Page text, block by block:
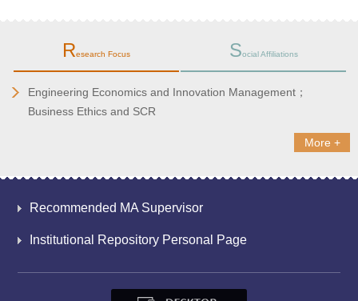
Research Focus Social Affiliations
Engineering Economics and Innovation Management；
Business Ethics and SCR
More +
Recommended MA Supervisor
Institutional Repository Personal Page